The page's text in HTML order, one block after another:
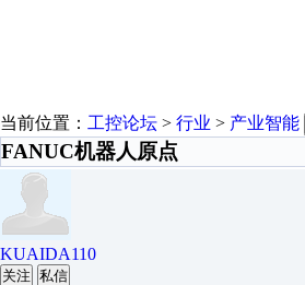
当前位置： 工控论坛 > 行业 > 产业智能
FANUC机器人原点
KUAIDA110
关注 私信